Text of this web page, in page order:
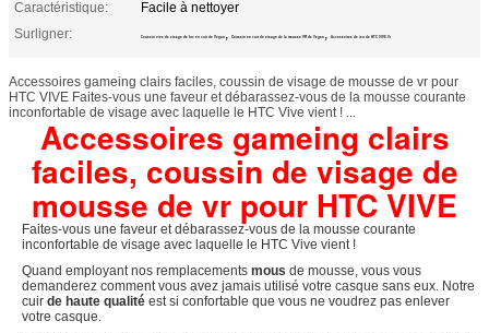
Caractéristique:
Facile à nettoyer
Surligner:
Coussin vive de visage de htc en cuir de Vegan , Coussin en cuir de visage de la mousse VR de Vegan , Accessoires de jeu de HTC VIVE Vr
Accessoires gameing clairs faciles, coussin de visage de mousse de vr pour
HTC VIVE Faites-vous une faveur et débarassez-vous de la mousse courante
inconfortable de visage avec laquelle le HTC Vive vient ! ...
Accessoires gameing clairs
faciles, coussin de visage de
mousse de vr pour HTC VIVE
Faites-vous une faveur et débarassez-vous de la mousse courante
inconfortable de visage avec laquelle le HTC Vive vient !
Quand employant nos remplacements mous de mousse, vous vous
demanderez comment vous avez jamais utilisé votre casque sans eux. Notre
cuir de haute qualité est si confortable que vous ne voudrez pas enlever
votre casque.